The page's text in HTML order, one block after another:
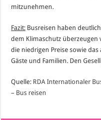
mitzunehmen.
Fazit: Busreisen haben
dem Klimaschutz überzeugen
die niedrigen Preise sowie
Gäste und Familien. Den
Quelle: RDA Internationaler
– Bus reisen